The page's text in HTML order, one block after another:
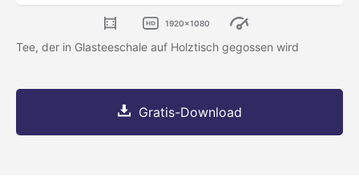
1920x1080
Tee, der in Glasteeschale auf Holztisch gegossen wird
Gratis-Download